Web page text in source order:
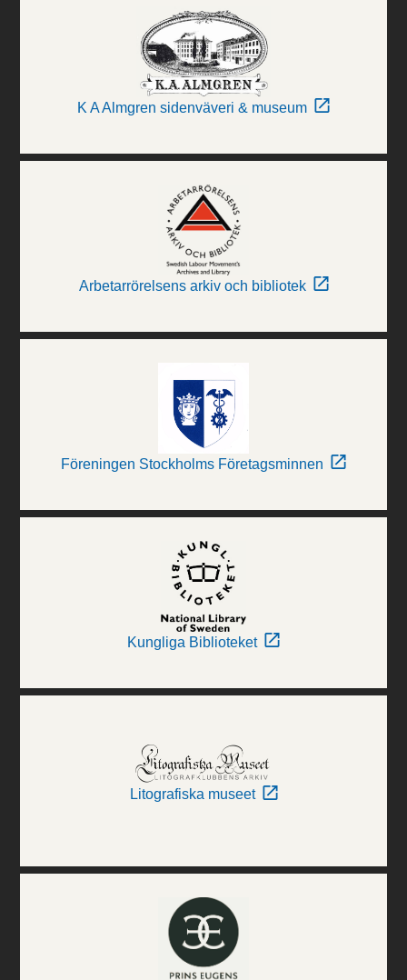
K A Almgren sidenväveri & museum
Arbetarrörelsens arkiv och bibliotek
Föreningen Stockholms Företagsminnen
Kungliga Biblioteket
Litografiska museet